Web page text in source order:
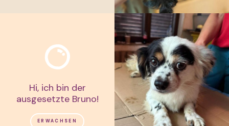
Hi, ich bin der
ausgesetzte Bruno!
ERWACHSEN